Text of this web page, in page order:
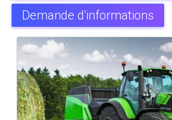
Demande d'informations